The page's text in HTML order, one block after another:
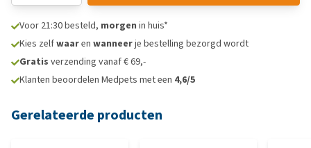
Voor 21:30 besteld, morgen in huis*
Kies zelfwaaren wanneerje bestelling bezorgd wordt
Gratis verzending vanaf € 69,-
Klanten beoordelen Medpets met een 4,6/5
Gerelateerde producten